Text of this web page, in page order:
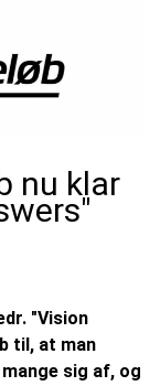
nu klar
"Vision
til, at man
sig af, og